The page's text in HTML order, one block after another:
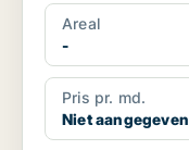
Areal
-
Pris pr. md.
Niet aangegeven